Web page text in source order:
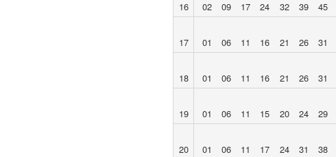
16 02 09 17 24 32 39 45
17 01 06 11 16 21 26 31
18 01 06 11 16 21 26 31
19 01 06 11 15 20 24 29
20 01 06 11 17 24 31 38